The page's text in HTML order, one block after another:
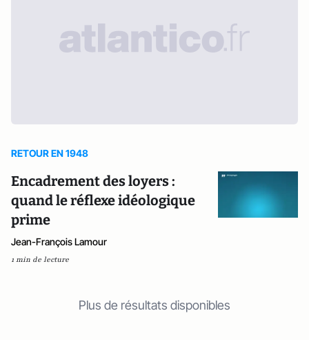
RETOUR EN 1948
Encadrement des loyers :
quand le réflexe idéologique
prime
Jean-François Lamour
1 min de lecture
Plus de résultats disponibles